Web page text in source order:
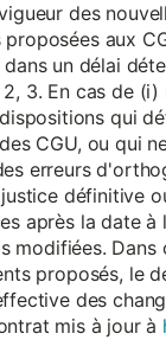
des
aux
un délai
3. En cas de
qui
CGU, ou qui
erreurs
définitive
après la date à
modifiées.
proposés, le
des
mis à jour à